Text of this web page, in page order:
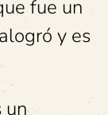
fue un
y es
un